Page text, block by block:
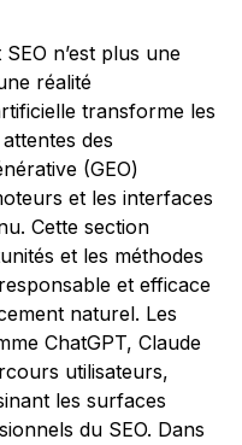
n’est plus une
réalité
transforme les
des
(GEO)
et les interfaces
Cette section
et les méthodes
et efficace
naturel. Les
ChatGPT, Claude
utilisateurs,
les surfaces
du SEO. Dans